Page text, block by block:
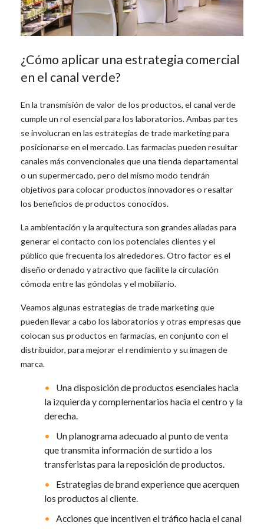
¿Cómo aplicar una estrategia comercial
en el canal verde?
En la transmisión de valor de los productos, el canal verde
cumple un rol esencial para los laboratorios. Ambas partes
se involucran en las estrategias de trade marketing para
posicionarse en el mercado. Las farmacias pueden resultar
canales más convencionales que una tienda departamental
o un supermercado, pero del mismo modo tendrán
objetivos para colocar productos innovadores o resaltar
los beneficios de productos conocidos.
La ambientación y la arquitectura son grandes aliadas para
generar el contacto con los potenciales clientes y el
público que frecuenta los alrededores. Otro factor es el
diseño ordenado y atractivo que facilite la circulación
cómoda entre las góndolas y el mobiliario.
Veamos algunas estrategias de trade marketing que
pueden llevar a cabo los laboratorios y otras empresas que
colocan sus productos en farmacias, en conjunto con el
distribuidor, para mejorar el rendimiento y su imagen de
marca.
Una disposición de productos esenciales hacia
la izquierda y complementarios hacia el centro y la
derecha.
Un planograma adecuado al punto de venta
que transmita información de surtido a los
transferistas para la reposición de productos.
Estrategias de brand experience que acerquen
los productos al cliente.
Acciones que incentiven el tráfico hacia el canal